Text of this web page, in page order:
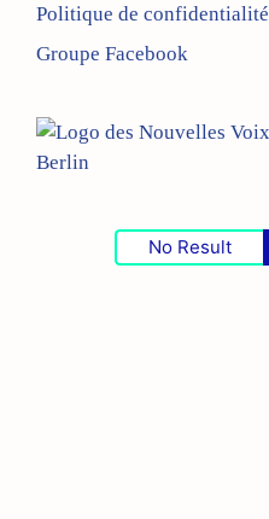
Politique de confidentialité
Groupe Facebook
No Result